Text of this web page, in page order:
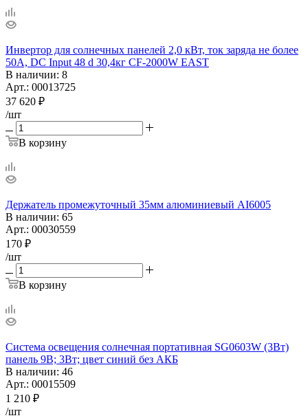
Инвертор для солнечных панелей 2,0 кВт, ток заряда не более
50А, DC Input 48 d 30,4кг CF-2000W EAST
В наличии: 8
Арт.: 00013725
37 620 ₽
/шт
В корзину
Держатель промежуточный 35мм алюминиевый AI6005
В наличии: 65
Арт.: 00030559
170 ₽
/шт
В корзину
Система освещения солнечная портативная SG0603W (3Вт)
панель 9В; 3Вт; цвет синий без АКБ
В наличии: 46
Арт.: 00015509
1 210 ₽
/шт